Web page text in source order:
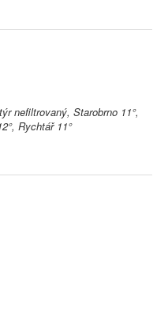
nefiltrovaný, Starobrno 11°,
Rychtář 11°